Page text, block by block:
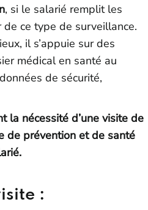
, si le salarié remplit les
ce type de surveillance.
il s’appuie sur des
médical en santé au
de sécurité,
la nécessité d’une visite de
de prévention et de santé
: